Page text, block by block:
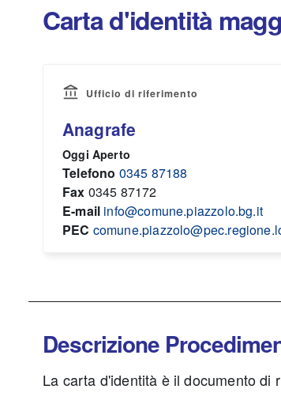
Carta d'identità
Ufficio di riferimento
Anagrafe
Oggi Aperto
Telefono 0345 87188
Fax 0345 87172
E-mail info@comune.piazzolo.bg.it
PEC
Descrizione
La carta d'identità è il documento di